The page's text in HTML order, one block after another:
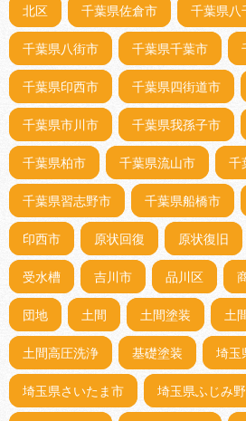
北区 千葉県佐倉市 千葉県八
千葉県八街市 千葉県千葉市
千葉県印西市 千葉県四街道市
千葉県市川市 千葉県我孫子市
千葉県柏市 千葉県流山市 千
千葉県習志野市 千葉県船橋市
印西市 原状回復 原状復旧
受水槽 吉川市 品川区
団地 土間 土間塗装 土
土間高圧洗浄 基礎塗装 埼玉
埼玉県さいたま市 埼玉県ふじみ